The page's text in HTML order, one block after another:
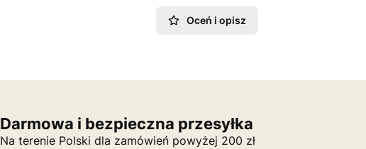
Oceń i opisz
Darmowa i bezpieczna przesyłka
Na terenie Polski dla zamówień powyżej 200 zł